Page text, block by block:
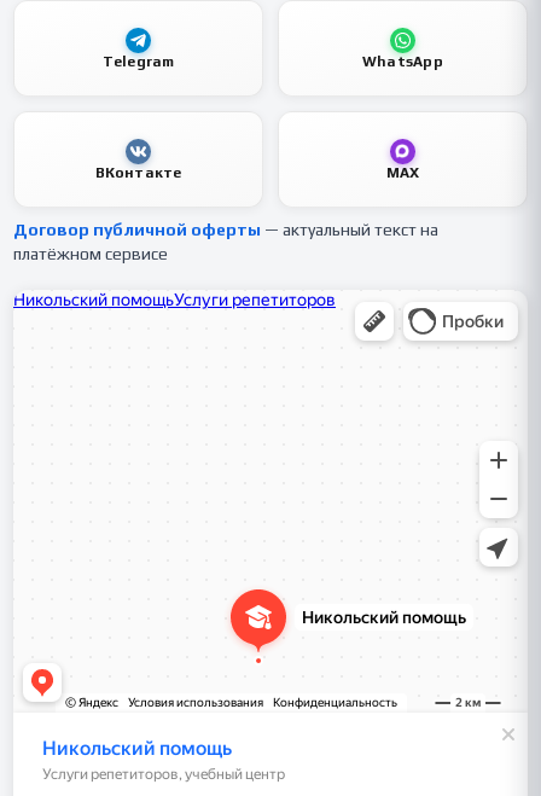
Telegram WhatsApp
ВКонтакте MAX
Договор публичной оферты — актуальный текст на
платёжном сервисе